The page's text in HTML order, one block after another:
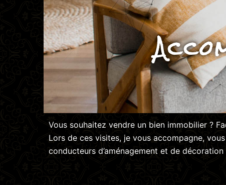
Vous souhaitez vendre un bien immobilier ?
Lors de ces visites, je vous accompagne,
conducteurs d’aménagement et de